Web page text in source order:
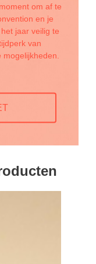
om af te
en je
jaar veilig te
van